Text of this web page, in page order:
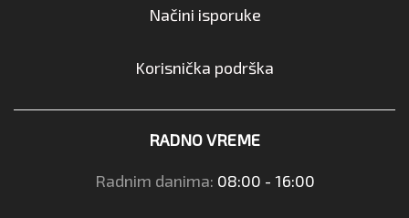
Načini isporuke
Korisnička podrška
RADNO VREME
Radnim danima: 08:00 - 16:00